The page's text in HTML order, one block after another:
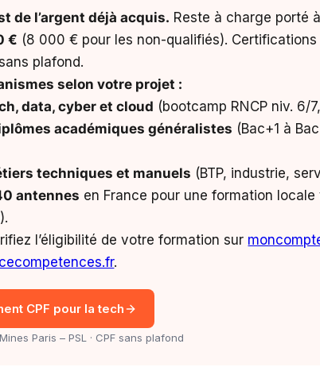
de l’argent déjà acquis. Reste à charge porté
€ (8 000 € pour les non-qualifiés). Certifications
plafond.
selon votre projet :
data, cyber et cloud (bootcamp RNCP niv. 6/
académiques généralistes (Bac+1 à
techniques et manuels (BTP, industrie,
antennes en France pour une formation
l’éligibilité de votre formation sur
.
CPF pour la tech
Paris – PSL · CPF sans plafond